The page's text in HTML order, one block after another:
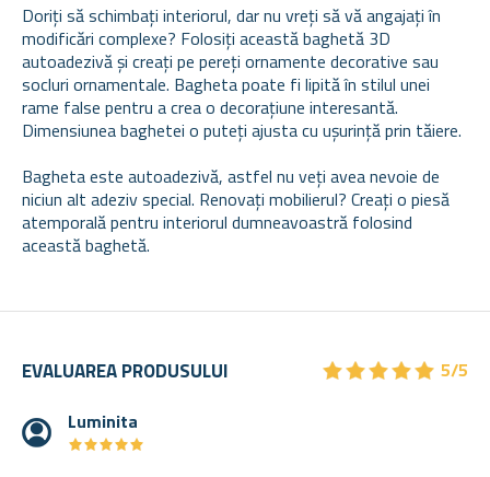
Doriți să schimbați interiorul, dar nu vreți să vă angajați în
modificări complexe? Folosiți această baghetă 3D
autoadezivă și creați pe pereți ornamente decorative sau
socluri ornamentale. Bagheta poate fi lipită în stilul unei
rame false pentru a crea o decorațiune interesantă.
Dimensiunea baghetei o puteți ajusta cu ușurință prin tăiere.
Bagheta este autoadezivă, astfel nu veți avea nevoie de
niciun alt adeziv special. Renovați mobilierul? Creați o piesă
atemporală pentru interiorul dumneavoastră folosind
această baghetă.
EVALUAREA PRODUSULUI ★★★★★
★★★★★ 5/5
Luminita
★★★★★
★★★★★